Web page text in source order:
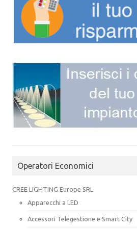
Operatori Economici
CREE LIGHTING Europe SRL
Apparecchi a LED
Accessori Telegestione e Smart City